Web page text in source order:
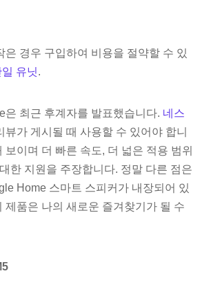
은 경우 구입하여 비용을 절약할 수 있
일 유닛.
은 최근 후계자를 발표했습니다. 네스
뷰가 게시될 때 사용할 수 있어야 합니
보이며 더 빠른 속도, 더 넓은 적용 범위
한 지원을 주장합니다. 정말 다른 점은
Home 스마트 스피커가 내장되어 있
제품은 나의 새로운 즐겨찾기가 될 수